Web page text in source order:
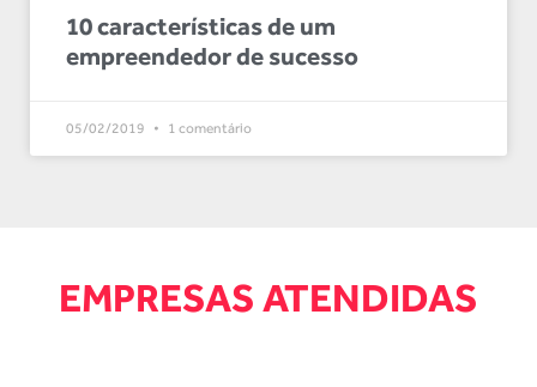
10 características de um
empreendedor de sucesso
05/02/2019 1 comentário
EMPRESAS ATENDIDAS